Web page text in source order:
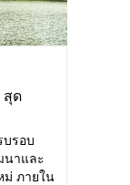
สุด
บรอบ
นาและ
ม่ ภายใน